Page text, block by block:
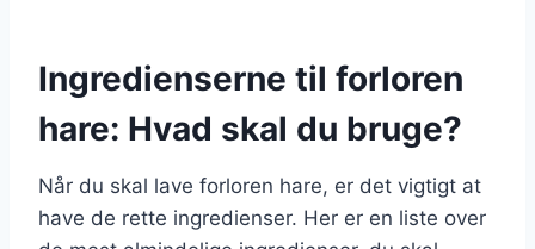
Ingredienserne til forloren
hare: Hvad skal du bruge?
Når du skal lave forloren hare, er det vigtigt at
have de rette ingredienser. Her er en liste over